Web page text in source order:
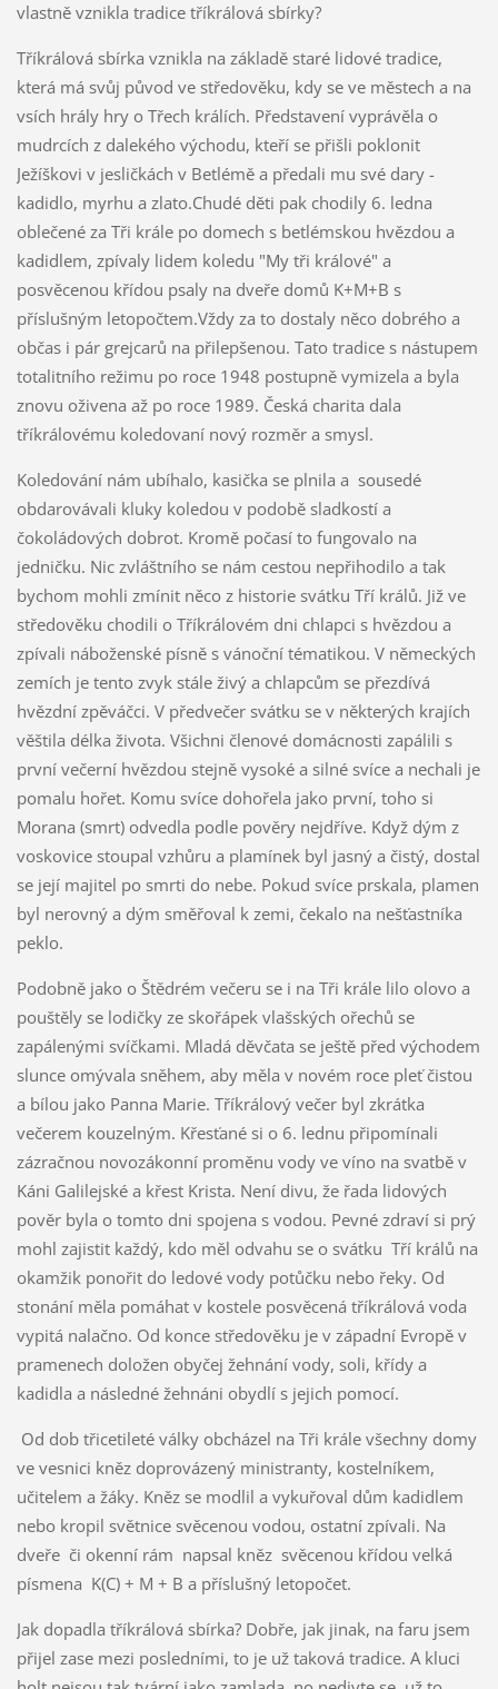
vlastně vznikla tradice tříkrálová sbírky?
Tříkrálová sbírka vznikla na základě staré lidové tradice,
která má svůj původ ve středověku, kdy se ve městech a na
vsích hrály hry o Třech králích. Představení vyprávěla o
mudrcích z dalekého východu, kteří se přišli poklonit
Ježíškovi v jesličkách v Betlémě a předali mu své dary -
kadidlo, myrhu a zlato.Chudé děti pak chodily 6. ledna
oblečené za Tři krále po domech s betlémskou hvězdou a
kadidlem, zpívaly lidem koledu "My tři králové" a
posvěcenou křídou psaly na dveře domů K+M+B s
příslušným letopočtem.Vždy za to dostaly něco dobrého a
občas i pár grejcarů na přilepšenou. Tato tradice s nástupem
totalitního režimu po roce 1948 postupně vymizela a byla
znovu oživena až po roce 1989. Česká charita dala
tříkrálovému koledovaní nový rozměr a smysl.
Koledování nám ubíhalo, kasička se plnila a sousedé
obdarovávali kluky koledou v podobě sladkostí a
čokoládových dobrot. Kromě počasí to fungovalo na
jedničku. Nic zvláštního se nám cestou nepřihodilo a tak
bychom mohli zmínit něco z historie svátku Tří králů. Již ve
středověku chodili o Tříkrálovém dni chlapci s hvězdou a
zpívali náboženské písně s vánoční tématikou. V německých
zemích je tento zvyk stále živý a chlapcům se přezdívá
hvězdní zpěváčci. V předvečer svátku se v některých krajích
věštila délka života. Všichni členové domácnosti zapálili s
první večerní hvězdou stejně vysoké a silné svíce a nechali je
pomalu hořet. Komu svíce dohořela jako první, toho si
Morana (smrt) odvedla podle pověry nejdříve. Když dým z
voskovice stoupal vzhůru a plamínek byl jasný a čistý, dostal
se její majitel po smrti do nebe. Pokud svíce prskala, plamen
byl nerovný a dým směřoval k zemi, čekalo na nešťastníka
peklo.
Podobně jako o Štědrém večeru se i na Tři krále lilo olovo a
pouštěly se lodičky ze skořápek vlašských ořechů se
zapálenými svíčkami. Mladá děvčata se ještě před východem
slunce omývala sněhem, aby měla v novém roce pleť čistou
a bílou jako Panna Marie. Tříkrálový večer byl zkrátka
večerem kouzelným. Křesťané si o 6. lednu připomínali
zázračnou novozákonní proměnu vody ve víno na svatbě v
Káni Galilejské a křest Krista. Není divu, že řada lidových
pověr byla o tomto dni spojena s vodou. Pevné zdraví si prý
mohl zajistit každý, kdo měl odvahu se o svátku Tří králů na
okamžik ponořit do ledové vody potůčku nebo řeky. Od
stonání měla pomáhat v kostele posvěcená tříkrálová voda
vypitá nalačno. Od konce středověku je v západní Evropě v
pramenech doložen obyčej žehnání vody, soli, křídy a
kadidla a následné žehnáni obydlí s jejich pomocí.
Od dob třicetileté války obcházel na Tři krále všechny domy
ve vesnici kněz doprovázený ministranty, kostelníkem,
učitelem a žáky. Kněz se modlil a vykuřoval dům kadidlem
nebo kropil světnice svěcenou vodou, ostatní zpívali. Na
dveře či okenní rám napsal kněz svěcenou křídou velká
písmena K(C) + M + B a příslušný letopočet.
Jak dopadla tříkrálová sbírka? Dobře, jak jinak, na faru jsem
přijel zase mezi posledními, to je už taková tradice. A kluci